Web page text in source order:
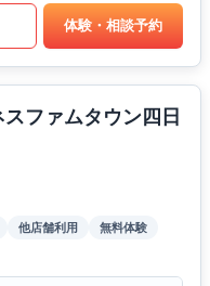
体験・相談予約
ファムタウン四日
他店舗利用
無料体験